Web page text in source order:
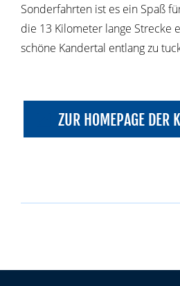
Sonderfahrten ist es ein Spaß
die 13 Kilometer lange Strecke
schöne Kandertal entlang zu
ZUR HOMEPAGE DER